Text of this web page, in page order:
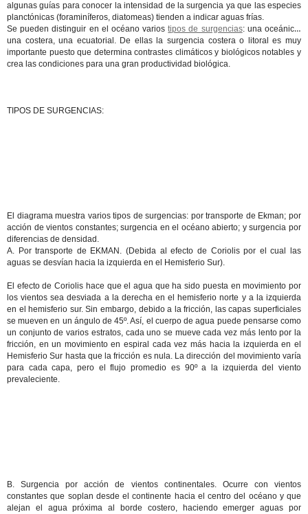
algunas guías para conocer la intensidad de la surgencia ya que las especies
planctónicas (foraminíferos, diatomeas) tienden a indicar aguas frías.
Se pueden distinguir en el océano variostipos de surgencias: una oceánica,
una costera, una ecuatorial. De ellas la surgencia costera o litoral es muy
importante puesto que determina contrastes climáticos y biológicos notables y
crea las condiciones para una gran productividad biológica.
TIPOS DE SURGENCIAS:
El diagrama muestra varios tipos de surgencias: por transporte de Ekman; por
acción de vientos constantes; surgencia en el océano abierto; y surgencia por
diferencias de densidad.
A. Por transporte de EKMAN. (Debida al efecto de Coriolis por el cual las
aguas se desvían hacia la izquierda en el Hemisferio Sur).
El efecto de Coriolis hace que el agua que ha sido puesta en movimiento por
los vientos sea desviada a la derecha en el hemisferio norte y a la izquierda
en el hemisferio sur. Sin embargo, debido a la fricción, las capas superficiales
se mueven en un ángulo de 45º. Así, el cuerpo de agua puede pensarse como
un conjunto de varios estratos, cada uno se mueve cada vez más lento por la
fricción, en un movimiento en espiral cada vez más hacia la izquierda en el
Hemisferio Sur hasta que la fricción es nula. La dirección del movimiento varía
para cada capa, pero el flujo promedio es 90º a la izquierda del viento
prevaleciente.
B. Surgencia por acción de vientos continentales. Ocurre con vientos
constantes que soplan desde el continente hacia el centro del océano y que
alejan el agua próxima al borde costero, haciendo emerger aguas por